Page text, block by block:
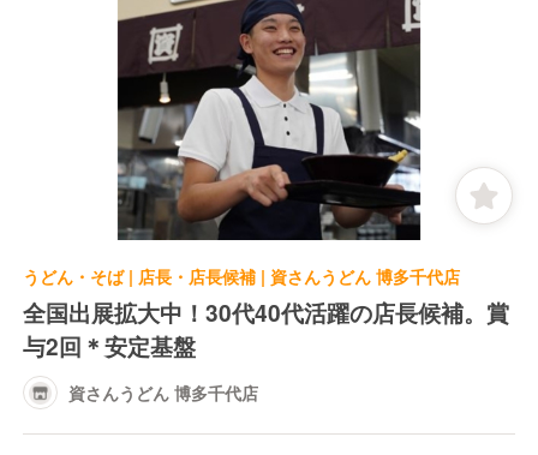
うどん・そば | 店長・店長候補 | 資さんうどん 博多千代店
全国出展拡大中！30代40代活躍の店長候補。賞
与2回＊安定基盤
資さんうどん 博多千代店